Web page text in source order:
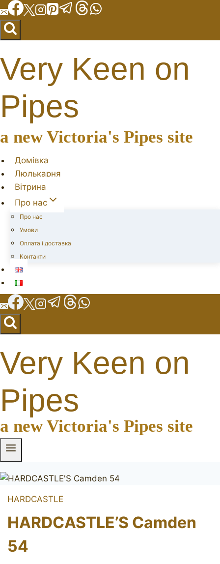
Перейти
до
вмісту
Very Keen on
Pipes
a new Victoria's Pipes site
Домівка
Люлькарня
Вітрина
Про нас
Про нас
Умови
Оплата і доставка
Контакти
Very Keen on
Pipes
a new Victoria's Pipes site
HARDCASTLE
HARDCASTLE’S Camden
54